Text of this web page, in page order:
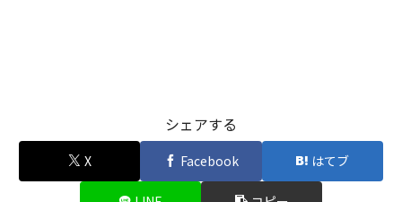
シェアする
X Facebook はてブ